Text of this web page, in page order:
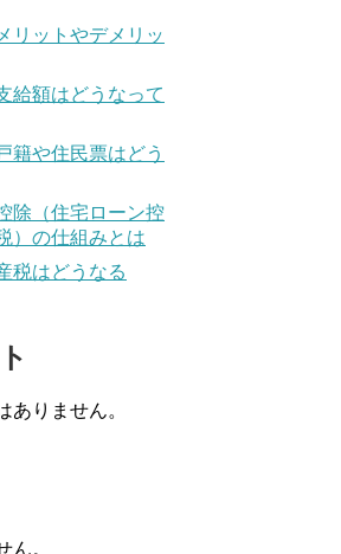
リットやデメリッ
給額はどうなって
籍や住民票はどう
除（住宅ローン控
）の仕組みとは
税はどうなる
ありません。
ん。